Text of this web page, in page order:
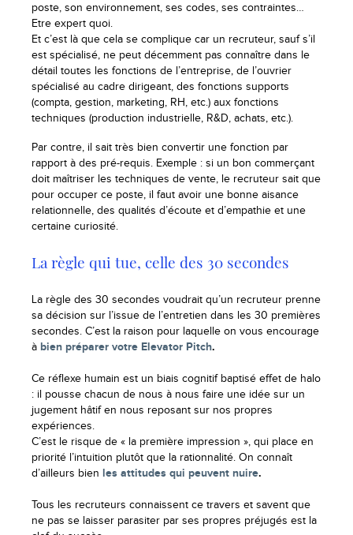
poste, son environnement, ses codes, ses contraintes…
Etre expert quoi.
Et c’est là que cela se complique car un recruteur, sauf s’il
est spécialisé, ne peut décemment pas connaître dans le
détail toutes les fonctions de l’entreprise, de l’ouvrier
spécialisé au cadre dirigeant, des fonctions supports
(compta, gestion, marketing, RH, etc.) aux fonctions
techniques (production industrielle, R&D, achats, etc.).
Par contre, il sait très bien convertir une fonction par
rapport à des pré-requis. Exemple : si un bon commerçant
doit maîtriser les techniques de vente, le recruteur sait que
pour occuper ce poste, il faut avoir une bonne aisance
relationnelle, des qualités d’écoute et d’empathie et une
certaine curiosité.
La règle qui tue, celle des 30 secondes
La règle des 30 secondes voudrait qu’un recruteur prenne
sa décision sur l’issue de l’entretien dans les 30 premières
secondes. C’est la raison pour laquelle on vous encourage
à bien préparer votre Elevator Pitch.
Ce réflexe humain est un biais cognitif baptisé effet de halo
: il pousse chacun de nous à nous faire une idée sur un
jugement hâtif en nous reposant sur nos propres
expériences.
C’est le risque de « la première impression », qui place en
priorité l’intuition plutôt que la rationnalité. On connaît
d’ailleurs bien les attitudes qui peuvent nuire.
Tous les recruteurs connaissent ce travers et savent que
ne pas se laisser parasiter par ses propres préjugés est la